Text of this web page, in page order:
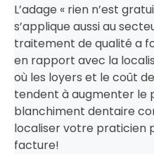
L’adage « rien n’est
s’applique aussi au
traitement de qualité a
en rapport avec la
où les loyers et le coût
tendent à augmenter le
blanchiment dentaire
localiser votre praticien
facture!